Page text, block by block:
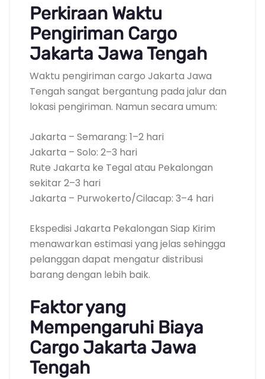
Perkiraan Waktu
Pengiriman Cargo
Jakarta Jawa Tengah
Waktu pengiriman cargo Jakarta Jawa
Tengah sangat bergantung pada jalur dan
lokasi pengiriman. Namun secara umum:
Jakarta – Semarang: 1–2 hari
Jakarta – Solo: 2–3 hari
Rute Jakarta ke Tegal atau Pekalongan
sekitar 2–3 hari
Jakarta – Purwokerto/Cilacap: 3–4 hari
Ekspedisi Jakarta Pekalongan Siap Kirim
menawarkan estimasi yang jelas sehingga
pelanggan dapat mengatur distribusi
barang dengan lebih baik.
Faktor yang
Mempengaruhi Biaya
Cargo Jakarta Jawa
Tengah